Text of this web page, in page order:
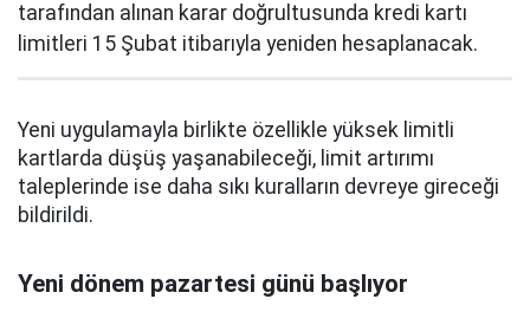
tarafından alınan karar doğrultusunda kredi kartı
limitleri 15 Şubat itibarıyla yeniden hesaplanacak.
Yeni uygulamayla birlikte özellikle yüksek limitli
kartlarda düşüş yaşanabileceği, limit artırımı
taleplerinde ise daha sıkı kuralların devreye gireceği
bildirildi.
Yeni dönem pazartesi günü başlıyor